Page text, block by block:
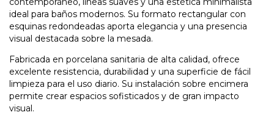
ideal para baños modernos. Su formato rectangular con
esquinas redondeadas aporta elegancia y una presencia
visual destacada sobre la mesada.
Fabricada en porcelana sanitaria de alta calidad, ofrece
excelente resistencia, durabilidad y una superficie de fácil
limpieza para el uso diario. Su instalación sobre encimera
permite crear espacios sofisticados y de gran impacto
visual.